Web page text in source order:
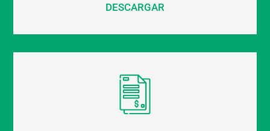
DESCARGAR